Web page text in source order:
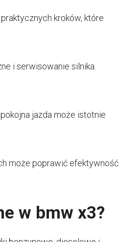
kroków, które
i serwisowanie silnika.
jazda może istotnie
może poprawić efektywność
w bmw x3?